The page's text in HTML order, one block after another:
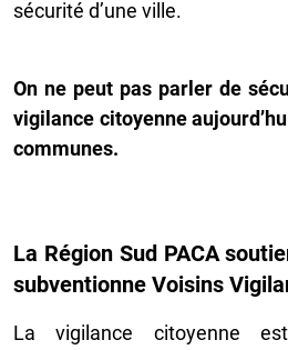
sécurité d’une ville.
On ne peut pas parler de
vigilance citoyenne
communes.
La Région Sud PACA
subventionne Voisins
La vigilance citoyenne